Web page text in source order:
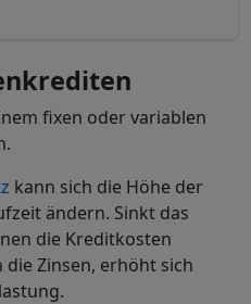
fixen oder variablen
kann sich die Höhe der
ändern. Sinkt das
die Kreditkosten
Zinsen, erhöht sich